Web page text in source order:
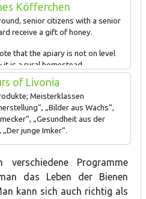
Köfferchen
senior citizens with a senior
receive a gift of honey.
that the apiary is not on level
it is a rural homestead.
of Livonia
Meisterklassen
„Bilder aus Wachs“,
„Gesundheit aus der
„Der junge Imker“.
Programme
das Leben der Bienen
kann sich auch richtig als